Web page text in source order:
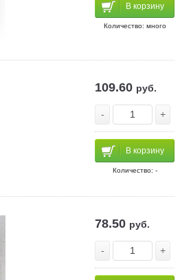
В корзину
Количество: много
109.60 руб.
- +
В корзину
Количество: -
78.50 руб.
- +